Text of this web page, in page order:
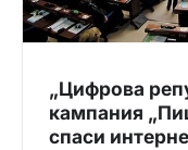
„Цифрова
кампания
спаси